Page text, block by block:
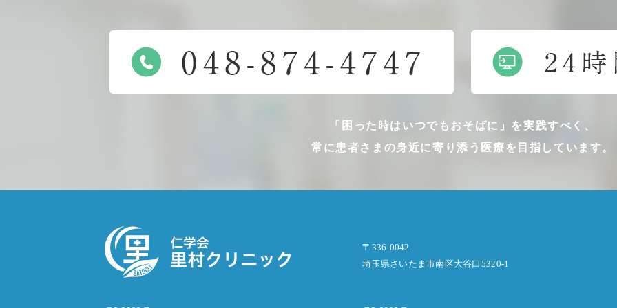
「困った時はいつでもおそばに」を実践すべく、
常に患者さまの身近に寄り添う医療を目指しています。
〒336-0042
埼玉県さいたま市南区大谷口5320-1